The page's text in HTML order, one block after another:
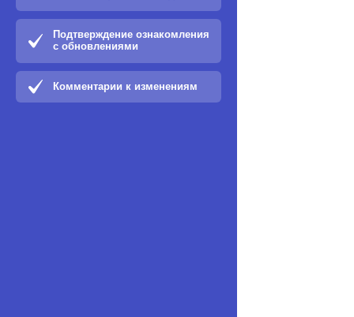
Комментарии к изменениям
Подтверждение ознакомления
с обновлениями